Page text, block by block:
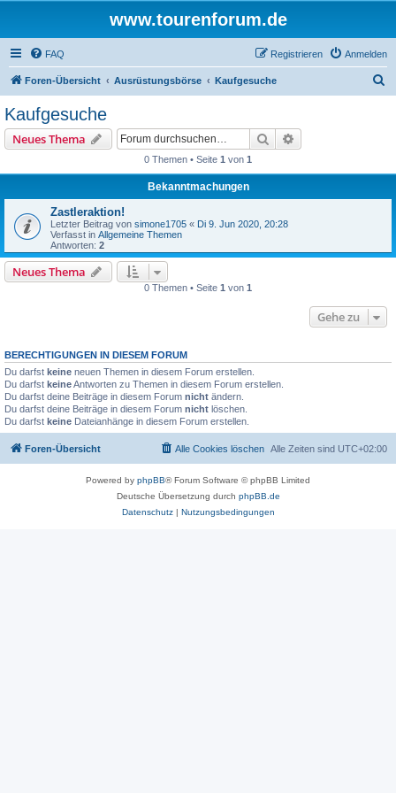
www.tourenforum.de
FAQ Anmelden
Registrieren
Foren-Übersicht Ausrüstungsbörse Kaufgesuche
Kaufgesuche
Neues Thema Suche
0 Themen • Seite 1 von 1
Bekanntmachungen
Zastleraktion!
Letzter Beitrag von simone1705 « Di 9. Jun 2020, 20:28
Verfasst in Allgemeine Themen
Antworten: 2
Neues Thema
0 Themen • Seite 1 von 1
Gehe zu
BERECHTIGUNGEN IN DIESEM FORUM
Du darfst keine neuen Themen in diesem Forum erstellen.
Du darfst keineAntworten zu Themen in diesem Forum erstellen.
Du darfst deine Beiträge in diesem Forum nicht ändern.
Du darfst deine Beiträge in diesem Forum nicht löschen.
Du darfst keine Dateianhänge in diesem Forum erstellen.
Foren-Übersicht Alle Zeiten sind UTC+02:00
Alle Cookies löschen
Powered by phpBB® Forum Software © phpBB Limited
Deutsche Übersetzung durch phpBB.de
Datenschutz| Nutzungsbedingungen